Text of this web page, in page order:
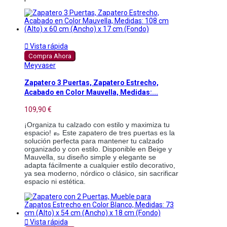
 Vista rápida
Compra Ahora
Meyvaser
Zapatero 3 Puertas, Zapatero Estrecho,
Acabado en Color Mauvella, Medidas:...
109,90 €
¡Organiza tu calzado con estilo y maximiza tu
espacio! 👞 Este zapatero de tres puertas es la
solución perfecta para mantener tu calzado
organizado y con estilo. Disponible en Beige y
Mauvella, su diseño simple y elegante se
adapta fácilmente a cualquier estilo decorativo,
ya sea moderno, nórdico o clásico, sin sacrificar
espacio ni estética.
 Vista rápida